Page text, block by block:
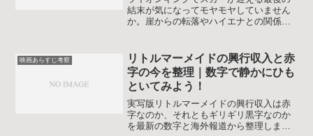
結末が気になってモヤモヤしていません
か。崖からの転落やハイエナとの関係、
します。子どもと一緒に見るときの伝え
方のヒントも紹介します。
映画あらすじ考察
リトルマーメイドの興行収入と赤
字の今を整理｜数字で静かにひも
といてみよう！
実写版リトルマーメイドの興行収入は赤
字なのか、それともギリギリ黒字なのか
を最新の数字と海外報道から整理しま